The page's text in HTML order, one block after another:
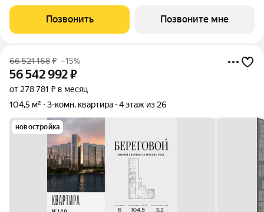
и видом на закрытый парковый двор. Береговой - квартал-
курорт в центре столицы.
Позвонить Позвоните мне
66 521 168₽ –15%
56 542 992₽
от 278 781 ₽ в месяц
104,5 м²
3-комн. квартира 4 этаж из 26
новостройка